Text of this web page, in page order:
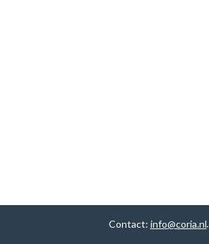
Contact: info@coria.nl.